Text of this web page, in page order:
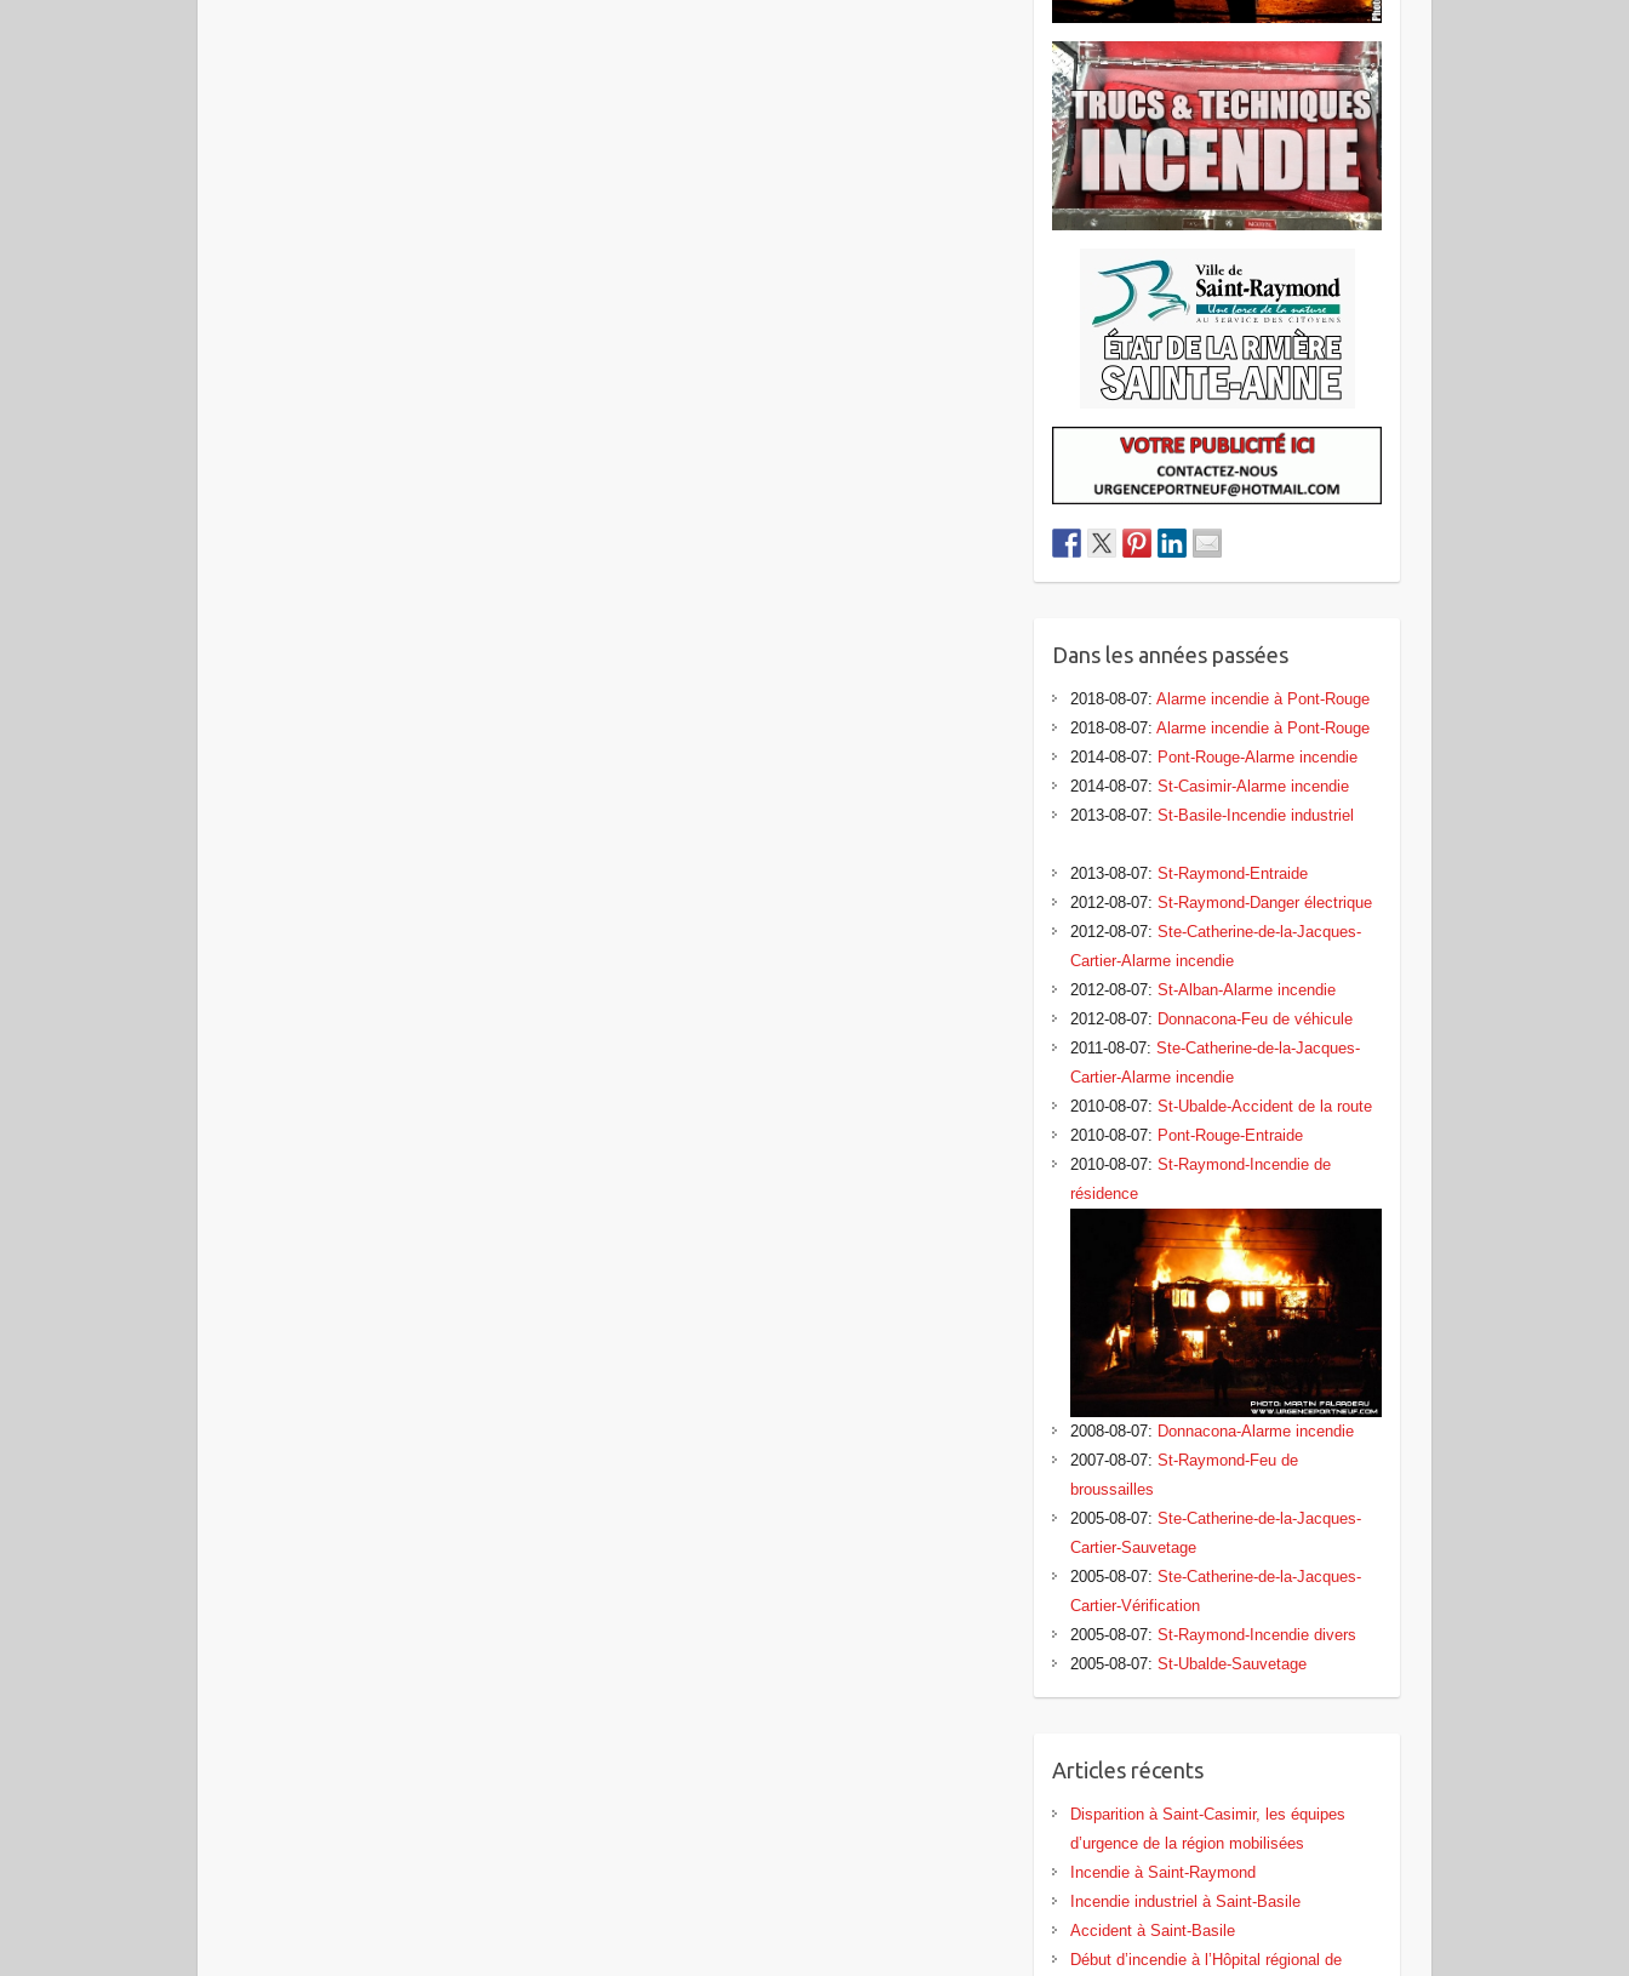
Dans les années passées
2018-08-07: Alarme incendie à Pont-Rouge
2018-08-07: Alarme incendie à Pont-Rouge
2014-08-07: Pont-Rouge-Alarme incendie
2014-08-07: St-Casimir-Alarme incendie
2013-08-07: St-Basile-Incendie industriel
2013-08-07: St-Raymond-Entraide
2012-08-07: St-Raymond-Danger électrique
2012-08-07: Ste-Catherine-de-la-Jacques-
Cartier-Alarme incendie
2012-08-07: St-Alban-Alarme incendie
2012-08-07: Donnacona-Feu de véhicule
2011-08-07: Ste-Catherine-de-la-Jacques-
Cartier-Alarme incendie
2010-08-07: St-Ubalde-Accident de la route
2010-08-07: Pont-Rouge-Entraide
2010-08-07: St-Raymond-Incendie de
résidence
2008-08-07: Donnacona-Alarme incendie
2007-08-07: St-Raymond-Feu de
broussailles
2005-08-07: Ste-Catherine-de-la-Jacques-
Cartier-Sauvetage
2005-08-07: Ste-Catherine-de-la-Jacques-
Cartier-Vérification
2005-08-07: St-Raymond-Incendie divers
2005-08-07: St-Ubalde-Sauvetage
Articles récents
Disparition à Saint-Casimir, les équipes
d’urgence de la région mobilisées
Incendie à Saint-Raymond
Incendie industriel à Saint-Basile
Accident à Saint-Basile
Début d’incendie à l’Hôpital régional de